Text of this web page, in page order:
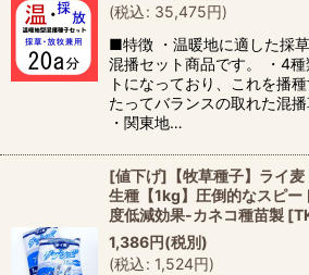
(税込: 35,475円)
■特徴 ・温暖地に適した採
混播セット商品です。 ・4
トになっており、これを播
たってバランスの取れた混播
・関東地…
[値下げ]【牧草種子】ライ
生種【1kg】圧倒的なスピー
度低減効果-カネコ種苗製 [
1,386円(税別)
(税込: 1,524円)